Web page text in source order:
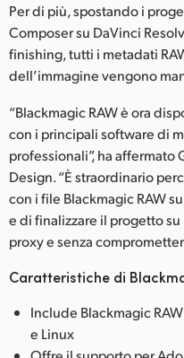
Ukraine
United Kingdom
Per di più, spostando i
Composer su DaVinci
finishing, tutti i metadati
dell’immagine vengono
“Blackmagic RAW è ora
con i principali software di
professionali”, ha affermato
Design. “È straordinario
con i file Blackmagic RAW
e di finalizzare il progetto
proxy e senza
Caratteristiche di
Include Blackmagic
e Linux